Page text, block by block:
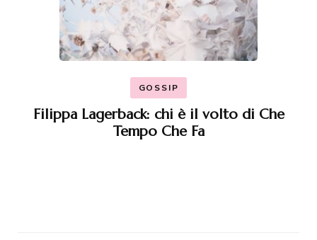
GOSSIP
Filippa Lagerback: chi è il volto di Che
Tempo Che Fa